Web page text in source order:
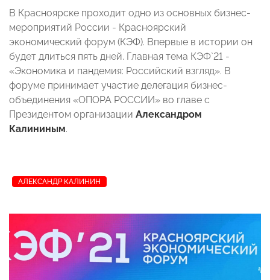
В Красноярске проходит одно из основных бизнес-
мероприятий России - Красноярский
экономический форум (КЭФ). Впервые в истории он
будет длиться пять дней. Главная тема КЭФ`21 -
«Экономика и пандемия: Российский взгляд». В
форуме принимает участие делегация бизнес-
объединения «ОПОРА РОССИИ» во главе с
Президентом организации Александром
Калининым.
АЛЕКСАНДР КАЛИНИН